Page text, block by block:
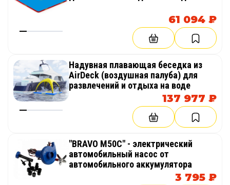
61 094 ₽
Надувная плавающая беседка из
AirDeck (воздушная палуба) для
развлечений и отдыха на воде
137 977 ₽
"BRAVO M50C" - электрический
автомобильный насос от
автомобильного аккумулятора
3 795 ₽